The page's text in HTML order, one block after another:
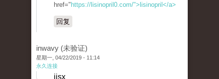
href=" https://lisinopril0.com/">lisinopril</a>
回复
inwavy (未验证)
星期一, 04/22/2019 - 11:14
永久连接
jjsx